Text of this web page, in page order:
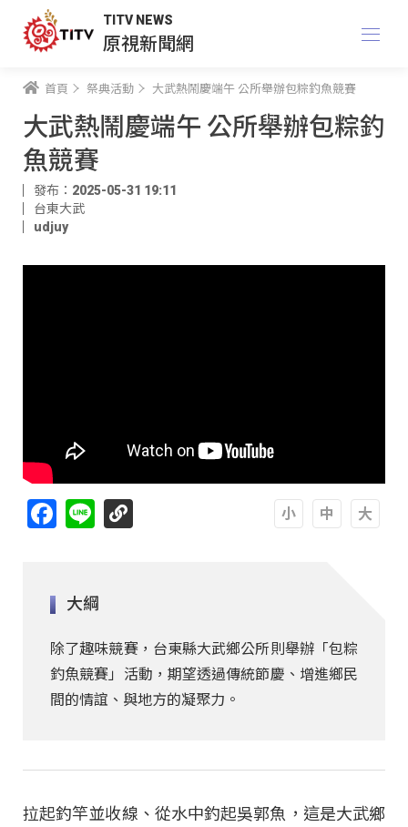
TITV NEWS
原視新聞網
首頁 祭典活動 大武熱鬧慶端午 公所舉辦包粽釣魚競賽
大武熱鬧慶端午 公所舉辦包粽釣
魚競賽
發布：2025-05-31 19:11
台東大武
udjuy
Facebook
Line
大綱
除了趣味競賽，台東縣大武鄉公所則舉辦「包粽
釣魚競賽」活動，期望透過傳統節慶、增進鄉民
間的情誼、與地方的凝聚力。
拉起釣竿並收線、從水中釣起吳郭魚，這是大武鄉